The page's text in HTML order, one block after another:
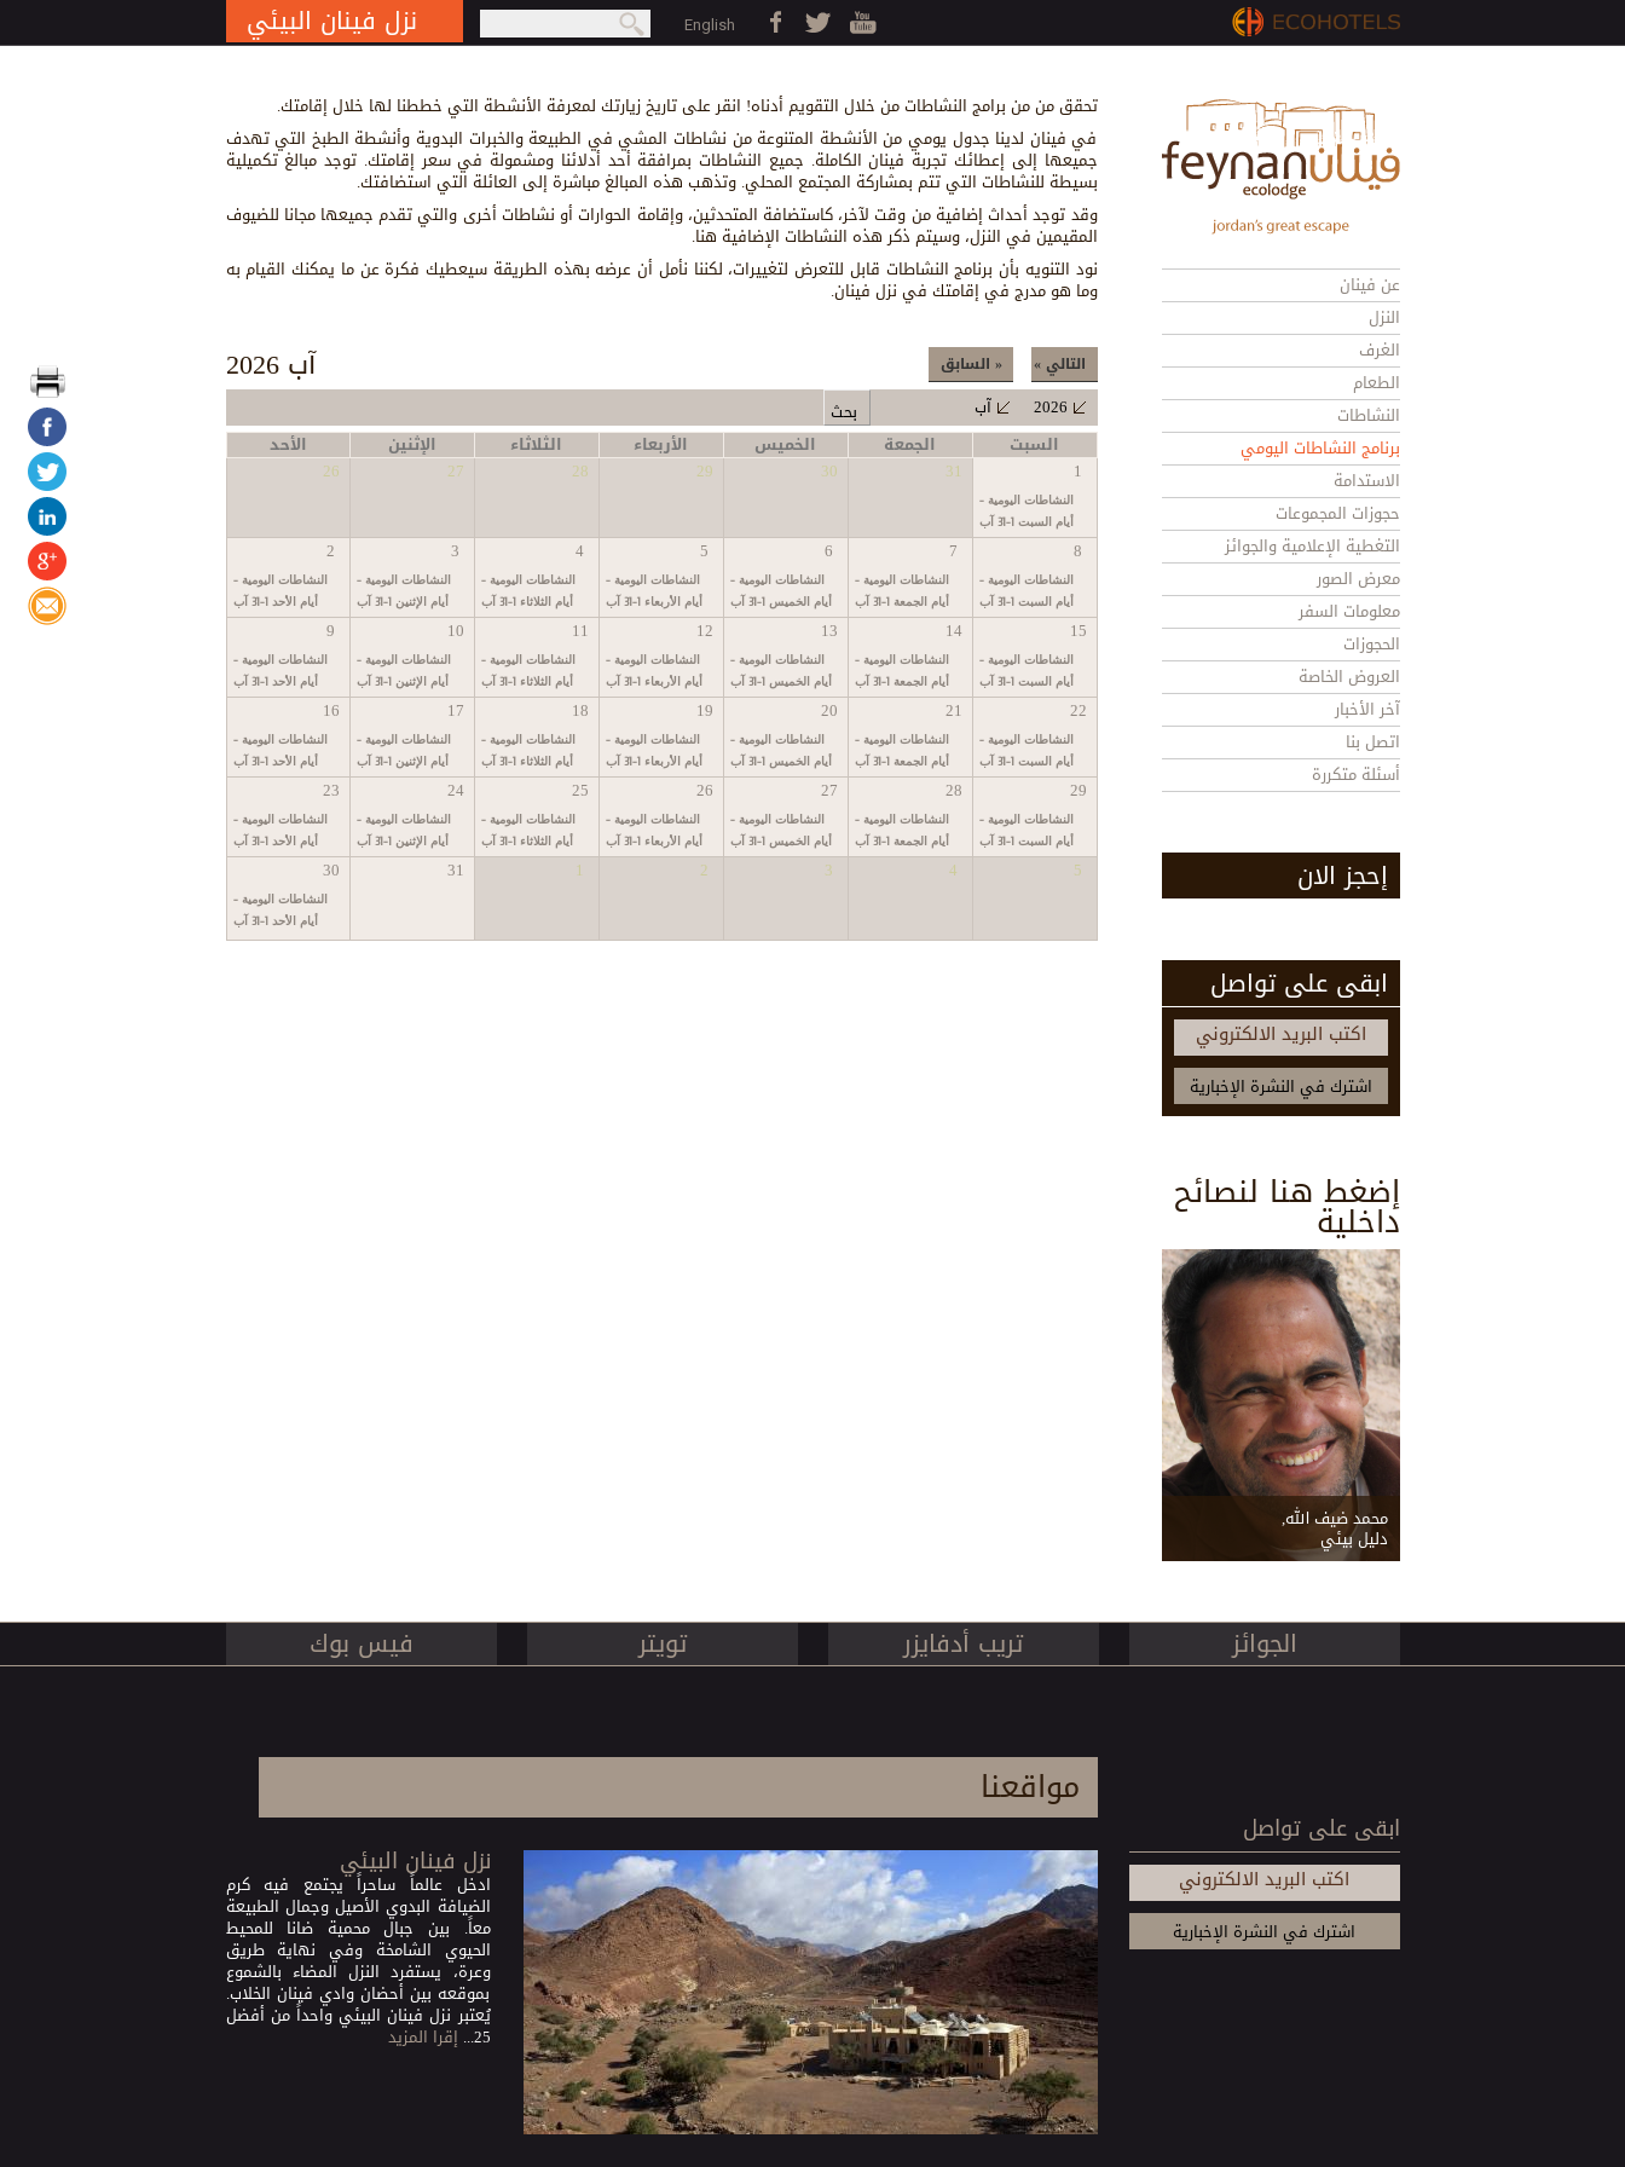
Jump to navigation نزل فينان البيئي
Search form
بحث English
تحقق من من برامج النشاطات من خلال التقويم أدناه! انقر على تاريخ زيارتك لمعرفة الأنشطة التي خططنا لها خلال إقامتك.
في فينان لدينا جدول يومي من الأنشطة المتنوعة من نشاطات المشي في الطبيعة والخبرات البدوية وأنشطة الطبخ التي تهدف
جميعها إلى إعطائك تجربة فينان الكاملة. جميع النشاطات بمرافقة أحد أدلائنا ومشمولة في سعر إقامتك. توجد مبالغ تكميلية
بسيطة للنشاطات التي تتم بمشاركة المجتمع المحلي. وتذهب هذه المبالغ مباشرة إلى العائلة التي استضافتك.
وقد توجد أحداث إضافية من وقت لآخر، كاستضافة المتحدثين، وإقامة الحوارات أو نشاطات أخرى والتي تقدم جميعها مجانا للضيوف
المقيمين في النزل، وسيتم ذكر هذه النشاطات الإضافية هنا.
نود التنويه بأن برنامج النشاطات قابل للتعرض لتغييرات، لكننا نأمل أن عرضه بهذه الطريقة سيعطيك فكرة عن ما يمكنك القيام به
وما هو مدرج في إقامتك في نزل فينان.
2026 آب
آب 2026 « السابق التالي »
الأحد الإثنين الثلاثاء الأربعاء الخميس الجمعة
السبت
26
27 28 29 30 31 1
النشاطات اليومية -
أيام السبت 1-31 آب
2 3 4 5 6 7 8
النشاطات اليومية -
أيام الأحد 1-31 آب
النشاطات اليومية -
أيام الإثنين 1-31 آب
النشاطات اليومية -
أيام الثلاثاء 1-31 آب
النشاطات اليومية -
أيام الأربعاء 1-31 آب
النشاطات اليومية -
أيام الخميس 1-31 آب
النشاطات اليومية -
أيام الجمعة 1-31 آب
النشاطات اليومية -
أيام السبت 1-31 آب
9 10 11 12 13 14 15
النشاطات اليومية -
أيام الأحد 1-31 آب
النشاطات اليومية -
أيام الإثنين 1-31 آب
النشاطات اليومية -
أيام الثلاثاء 1-31 آب
النشاطات اليومية -
أيام الأربعاء 1-31 آب
النشاطات اليومية -
أيام الخميس 1-31 آب
النشاطات اليومية -
أيام الجمعة 1-31 آب
النشاطات اليومية -
أيام السبت 1-31 آب
16 17 18 19 20 21 22
النشاطات اليومية -
أيام الأحد 1-31 آب
النشاطات اليومية -
أيام الإثنين 1-31 آب
النشاطات اليومية -
أيام الثلاثاء 1-31 آب
النشاطات اليومية -
أيام الأربعاء 1-31 آب
النشاطات اليومية -
أيام الخميس 1-31 آب
النشاطات اليومية -
أيام الجمعة 1-31 آب
النشاطات اليومية -
أيام السبت 1-31 آب
23 24 25 26 27 28 29
النشاطات اليومية -
أيام الأحد 1-31 آب
النشاطات اليومية -
أيام الإثنين 1-31 آب
النشاطات اليومية -
أيام الثلاثاء 1-31 آب
النشاطات اليومية -
أيام الأربعاء 1-31 آب
النشاطات اليومية -
أيام الخميس 1-31 آب
النشاطات اليومية -
أيام الجمعة 1-31 آب
النشاطات اليومية -
أيام السبت 1-31 آب
30 31 1 2 3 4 5
النشاطات اليومية -
أيام الأحد 1-31 آب
عن فينان
النزل
الغرف
الطعام
النشاطات
برنامج النشاطات اليومي
الاستدامة
حجوزات المجموعات
التغطية الإعلامية والجوائز
معرض الصور
معلومات السفر
الحجوزات
العروض الخاصة
آخر الأخبار
اتصل بنا
أسئلة متكررة
إحجز الان
ابقى على تواصل
اكتب البريد الالكتروني
إضغط هنا لنصائح
داخلية
محمد ضيف الله,
دليل بيئي
فيس بوك تويتر تريب أدفايزر الجوائز
مواقعنا
نزل فينان البيئي
ادخل عالماً ساحراً يجتمع فيه كرم
الضيافة البدوي الأصيل وجمال الطبيعة
معاً. بين جبال محمية ضانا للمحيط
الحيوي الشامخة وفي نهاية طريق
وعرة، يستفرد النزل المضاء بالشموع
بموقعه بين أحضان وادي فينان الخلاب.
يُعتبر نزل فينان البيئي واحداً من أفضل
25... إقرا المزيد
ابقى على تواصل
اكتب البريد الالكتروني